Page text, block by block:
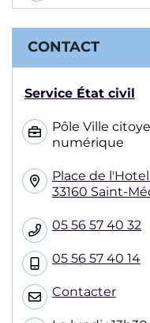
CONTACT
Service État civil
Pôle Ville
numérique
Place de
33160 Saint-
05 56 57 40 32
05 56 57 40 14
Contacter